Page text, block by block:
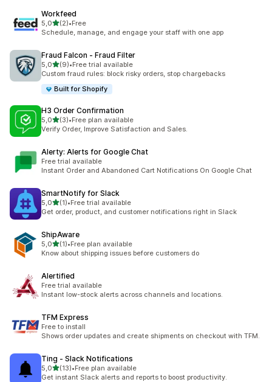
Workfeed
5,0z 5 hvězd
(2)
Celkový počet recenzí: 2
•Free
Schedule, manage, and engage your staff with one app
Fraud Falcon ‑ Fraud Filter
5,0z 5 hvězd
(9)
Celkový počet recenzí: 9
•Free trial available
Custom fraud rules: block risky orders, stop chargebacks
Built for Shopify
H3 Order Confirmation
5,0z 5 hvězd
(3)
Celkový počet recenzí: 3
•Free plan available
Verify Order, Improve Satisfaction and Sales.
Alerty: Alerts for Google Chat
Free trial available
Instant Order and Abandoned Cart Notifications On Google Chat
SmartNotify for Slack
5,0z 5 hvězd
(1)
Celkový počet recenzí: 1
•Free trial available
Get order, product, and customer notifications right in Slack
ShipAware
5,0z 5 hvězd
(1)
Celkový počet recenzí: 1
•Free plan available
Know about shipping issues before customers do
Alertified
Free trial available
Instant low-stock alerts across channels and locations.
TFM Express
Free to install
Shows order updates and create shipments on checkout with TFM.
Ting ‑ Slack Notifications
5,0z 5 hvězd
(13)
Celkový počet recenzí: 13
•Free plan available
Get instant Slack alerts and reports to boost productivity.